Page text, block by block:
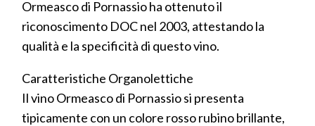
Ormeasco di Pornassio ha ottenuto il
riconoscimento DOC nel 2003, attestando la
qualità e la specificità di questo vino.
Caratteristiche Organolettiche
Il vino Ormeasco di Pornassio si presenta
tipicamente con un colore rosso rubino brillante,